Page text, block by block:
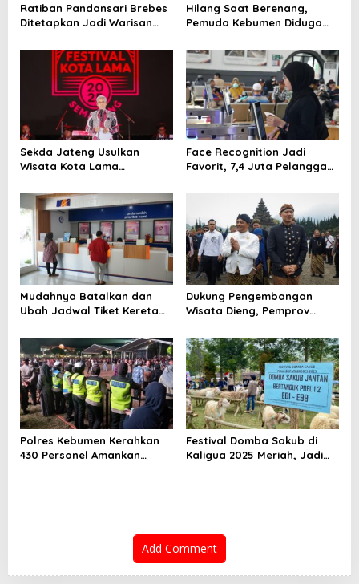
Ratiban Pandansari Brebes
Ditetapkan Jadi Warisan
Indonesia 2025
Hilang Saat Berenang,
Pemuda Kebumen Diduga
Ambal
Sekda Jateng Usulkan
Wisata Kota Lama
dengan Lawang Sewu
Face Recognition Jadi
Favorit, 7,4 Juta Pelanggan
Tanpa Cetak Tiket
Mudahnya Batalkan dan
Ubah Jadwal Tiket Kereta
Dukung Pengembangan
Wisata Dieng, Pemprov
Infrastruktur
Polres Kebumen Kerahkan
430 Personel Amankan
Festival Domba Sakub di
Kaligua 2025 Meriah, Jadi
Add Comment